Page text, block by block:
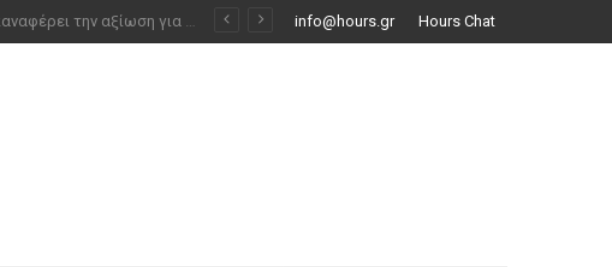
info@hours.gr Hours Chat